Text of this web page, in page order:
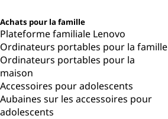
Achats pour la famille
Plateforme familiale Lenovo
Ordinateurs portables pour la famille
Ordinateurs portables pour la
maison
Accessoires pour adolescents
Aubaines sur les accessoires pour
adolescents